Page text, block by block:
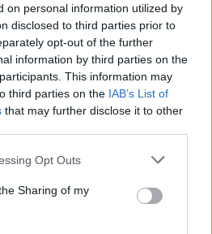
on personal information utilized by
disclosed to third parties prior to
opt-out of the further
information by third parties on the
This information may
third parties on the IAB’s List of
that may further disclose it to other
app uses one or more Google
usage behaviour. You may click to
and its third-party tags to
purposes in below Google
Opt Outs
Sharing of my